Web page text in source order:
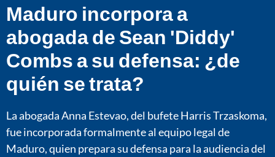
Maduro incorpora a
abogada de Sean 'Diddy'
Combs a su defensa: ¿de
quién se trata?
La abogada Anna Estevao, del bufete Harris Trzaskoma,
fue incorporada formalmente al equipo legal de
Maduro, quien prepara su defensa para la audiencia del